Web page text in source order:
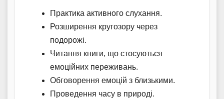
Практика активного слухання.
Розширення кругозору через
подорожі.
Читання книги, що стосуються
емоційних переживань.
Обговорення емоцій з близькими.
Проведення часу в природі.